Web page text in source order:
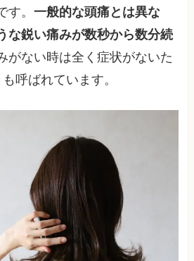
す。一般的な頭痛とは異な
な鋭い痛みが数秒から数分続
がない時は全く症状がないた
呼ばれています。